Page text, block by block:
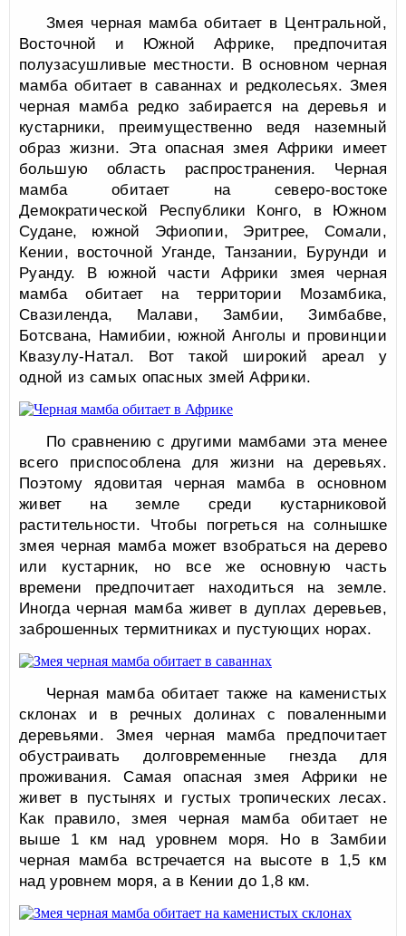
Змея черная мамба обитает в Центральной,
Восточной и Южной Африке, предпочитая
полузасушливые местности. В основном черная
мамба обитает в саваннах и редколесьях. Змея
черная мамба редко забирается на деревья и
кустарники, преимущественно ведя наземный
образ жизни. Эта опасная змея Африки имеет
большую область распространения. Черная
мамба обитает на северо-востоке
Демократической Республики Конго, в Южном
Судане, южной Эфиопии, Эритрее, Сомали,
Кении, восточной Уганде, Танзании, Бурунди и
Руанду. В южной части Африки змея черная
мамба обитает на территории Мозамбика,
Свазиленда, Малави, Замбии, Зимбабве,
Ботсвана, Намибии, южной Анголы и провинции
Квазулу-Натал. Вот такой широкий ареал у
одной из самых опасных змей Африки.
По сравнению с другими мамбами эта менее
всего приспособлена для жизни на деревьях.
Поэтому ядовитая черная мамба в основном
живет на земле среди кустарниковой
растительности. Чтобы погреться на солнышке
змея черная мамба может взобраться на дерево
или кустарник, но все же основную часть
времени предпочитает находиться на земле.
Иногда черная мамба живет в дуплах деревьев,
заброшенных термитниках и пустующих норах.
Черная мамба обитает также на каменистых
склонах и в речных долинах с поваленными
деревьями. Змея черная мамба предпочитает
обустраивать долговременные гнезда для
проживания. Самая опасная змея Африки не
живет в пустынях и густых тропических лесах.
Как правило, змея черная мамба обитает не
выше 1 км над уровнем моря. Но в Замбии
черная мамба встречается на высоте в 1,5 км
над уровнем моря, а в Кении до 1,8 км.